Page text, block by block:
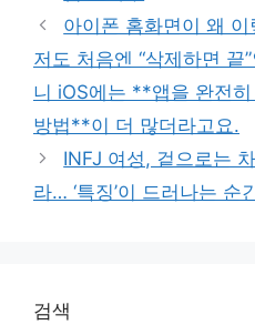
아이폰 홈화면이 왜
저도 처음엔 “삭제하면 끝
니 iOS에는 **앱을 완전
방법**이 더 많더라고요.
INFJ 여성, 겉으로는
라… ‘특징’이 드러나는 순
검색